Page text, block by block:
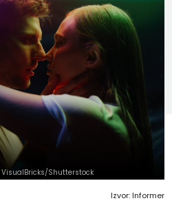
Shutterstock
Izvor: Informer